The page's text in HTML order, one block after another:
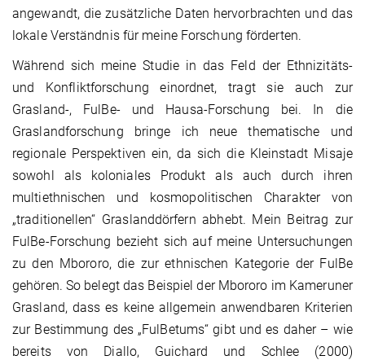
angewandt, die zusätzliche Daten hervorbrachten und das
lokale Verständnis für meine Forschung förderten.
Während sich meine Studie in das Feld der Ethnizitäts-
und Konfliktforschung einordnet, tragt sie auch zur
Grasland-, FulBe- und Hausa-Forschung bei. In die
Graslandforschung bringe ich neue thematische und
regionale Perspektiven ein, da sich die Kleinstadt Misaje
sowohl als koloniales Produkt als auch durch ihren
multiethnischen und kosmopolitischen Charakter von
„traditionellen“ Graslanddörfern abhebt. Mein Beitrag zur
FulBe-Forschung bezieht sich auf meine Untersuchungen
zu den Mbororo, die zur ethnischen Kategorie der FulBe
gehören. So belegt das Beispiel der Mbororo im Kameruner
Grasland, dass es keine allgemein anwendbaren Kriterien
zur Bestimmung des „FulBetums“ gibt und es daher – wie
bereits von Diallo, Guichard und Schlee (2000)